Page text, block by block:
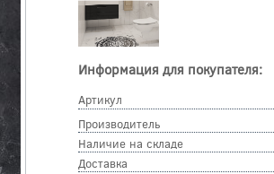
Информация для покупателя:
Артикул
Производитель
Наличие на складе
Доставка